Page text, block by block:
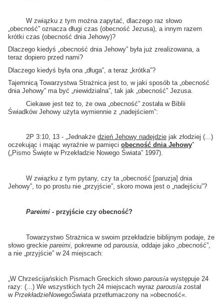
W związku z tym można zapytać, dlaczego raz słowo
„obecność” oznacza długi czas (obecność Jezusa), a innym razem
krótki czas (obecność dnia Jehowy)?
Dlaczego kiedyś „obecność dnia Jehowy” była już zrealizowana, a
teraz dopiero przed nami?
Dlaczego kiedyś była ona „długa”, a teraz „krótka”?
Tajemnicą Towarzystwa Strażnica jest to, w jaki sposób ta „obecność
dnia Jehowy” ma być „niewidzialna”, tak jak „obecność” Jezusa.
Ciekawe jest też to, że owa „obecność” została w Biblii
Świadków Jehowy użyta wymiennie z „nadejściem”:
2P 3:10, 13 - „Jednakżedzień Jehowy nadejdzie jak złodziej (...)
oczekując i mając wyraźnie w pamięciobecność dnia Jehowy”
(„Pismo Święte w Przekładzie Nowego Świata” 1997).
W związku z tym pytany, czy ta „obecność [paruzja] dnia
Jehowy”, to po prostu nie „przyjście”, skoro mowa jest o „nadejściu”?
Pareimi - przyjście czy obecność?
Towarzystwo Strażnica w swoim przekładzie biblijnym podaje, że
słowo greckiepareimi , pokrewne odparousia , oddaje jako „obecność”,
a nie „przyjście” w 24 miejscach:
„W Chrześcijańskich Pismach Greckich słowoparousía występuje 24
razy: (...) We wszystkich tych 24 miejscach wyrazparousía został
wPrzekładzieNowegoŚwiata przetłumaczony na »obecność«.